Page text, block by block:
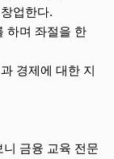
업한다.
하며 좌절을 한
경제에 대한 지
금융 교육 전문